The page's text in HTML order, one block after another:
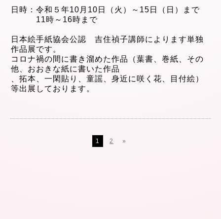
日時：令和５年10月10日（火）～15日（日）まで
11時～16時まで
日本絵手紙協会公認 吉住禎子講師によります単独
作品展です。
コロナ禍の間に書き溜めた作品（葉書、巻紙、その
他、おおきな紙に書いた作品
、拓本、一閑貼り、童謡、身近に咲く花、目付絵）
等出展しております。
1 2 »